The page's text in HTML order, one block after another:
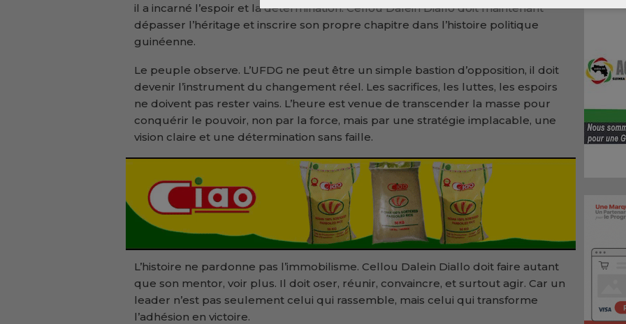
il a incarné l’espoir et la détermination. Cellou Dalein Diallo doit maintenant
dépasser l’héritage et inscrire son propre chapitre dans l’histoire politique
guinéenne.
Le peuple observe. L’UFDG ne peut être un simple bastion d’opposition, il doit
devenir l’instrument du changement réel. Les sacrifices, les luttes, les espoirs
ne doivent pas rester vains. L’heure est venue de transcender la masse pour
conquérir le pouvoir, non par la force, mais par une stratégie implacable, une
vision claire et une détermination sans faille.
L’histoire ne pardonne pas l’immobilisme. Cellou Dalein Diallo doit faire autant
que son mentor, voir plus. Il doit oser, réunir, convaincre, et surtout agir. Car un
leader n’est pas seulement celui qui rassemble, mais celui qui transforme
l’adhésion en victoire.